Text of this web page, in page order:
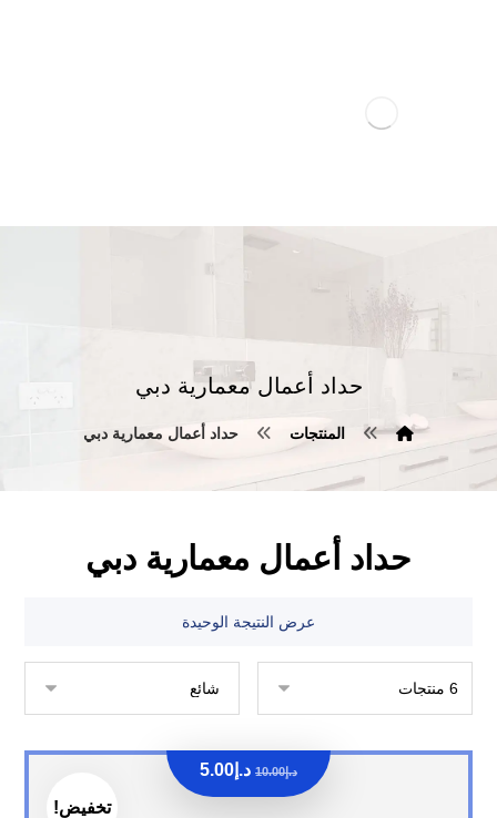
حداد أعمال معمارية دبي
المنتجات حداد أعمال معمارية دبي
حداد أعمال معمارية دبي
عرض النتيجة الوحيدة
تخفيض!
د.إ10.00 د.إ 5.00